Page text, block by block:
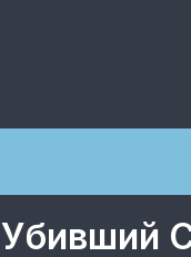
Убивший